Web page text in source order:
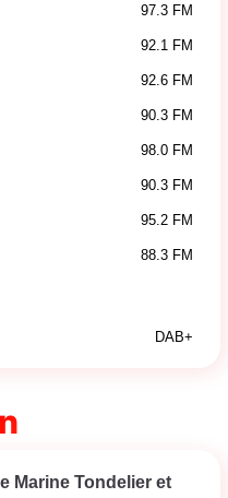
97.3 FM
92.1 FM
92.6 FM
90.3 FM
98.0 FM
90.3 FM
95.2 FM
88.3 FM
DAB+
Marine Tondelier et